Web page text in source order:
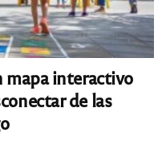
interactivo
de las